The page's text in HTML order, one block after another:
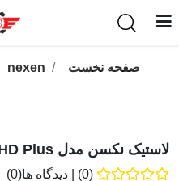
صفحه نخست nexen
لاستیک نکسن مدل N Blue HD Plus
(0) دیدگاه ها(0)